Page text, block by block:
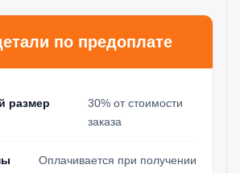
по предоплате
размер
30% от стоимости
заказа
Оплачивается при получении